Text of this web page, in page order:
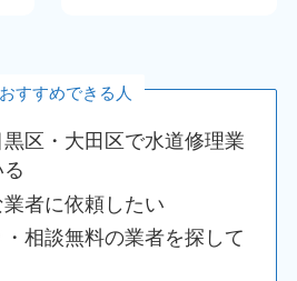
すすめできる人
区・大田区で水道修理業
者に依頼したい
相談無料の業者を探して